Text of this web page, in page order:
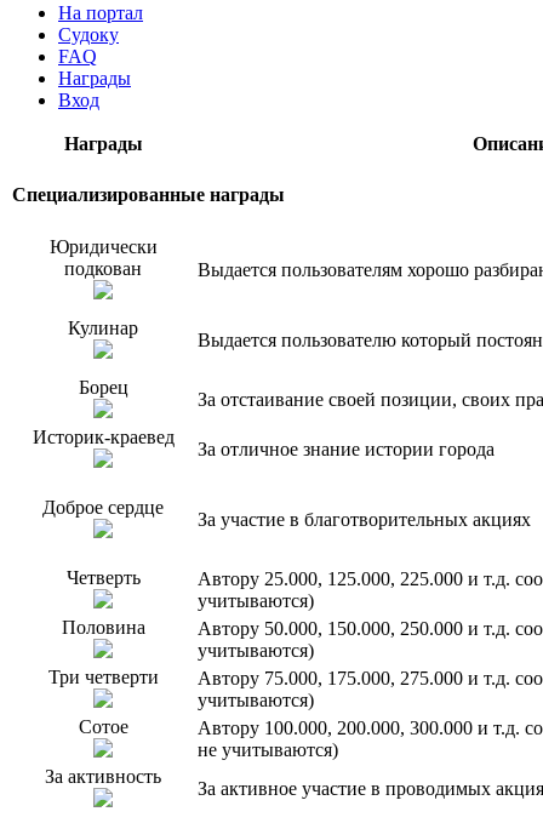
На портал
Судоку
FAQ
Награды
Вход
Награды
Специализированные награды
Юридически
подкован
Выдается пользователям хорошо
Кулинар
Выдается пользователю который
Борец
За отстаивание своей позиции, своих
Историк-краевед
За отличное знание истории города
Доброе сердце
За участие в благотворительных акциях
Четверть
Автору 25.000, 125.000, 225.000 и т.д.
учитываются)
Половина
Автору 50.000, 150.000, 250.000 и т.д.
учитываются)
Три четверти
Автору 75.000, 175.000, 275.000 и т.д.
учитываются)
Сотое
Автору 100.000, 200.000, 300.000 и т.д.
не учитываются)
За активность
За активное участие в проводимых